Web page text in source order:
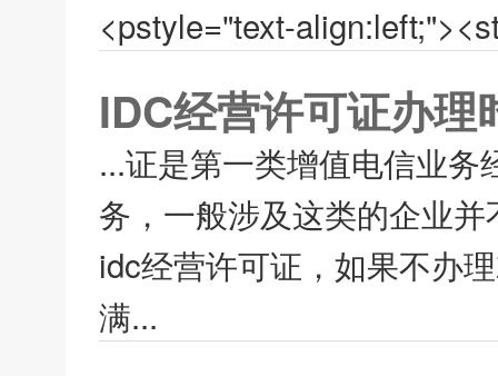
<pstyle="text-
IDC经营许可证办
...证是第一类增值电信业
务，一般涉及这类的企业
idc经营许可证，如果不办
满...